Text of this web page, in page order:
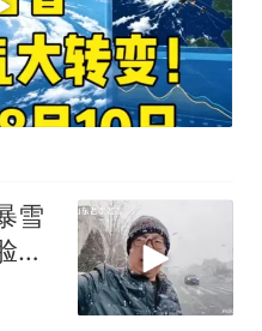
雪
如